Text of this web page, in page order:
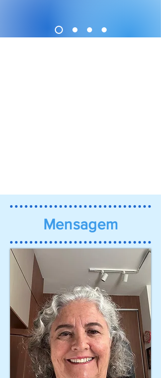
Mensagem